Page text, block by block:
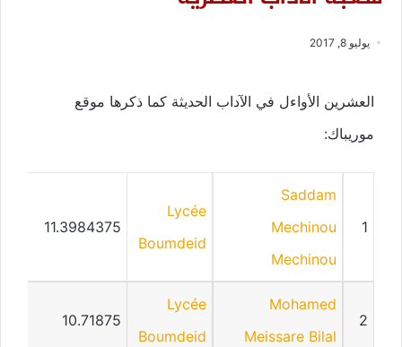
يوليو 8, 2017
العشرين الأواءل في الآداب الحديثة كما ذكرها موقع
موريباك:
1
Saddam
Mechinou
Mechinou
Lycée
Boumdeid
11.3984375
2
Mohamed
Meissare Bilal
Lycée
Boumdeid
10.71875